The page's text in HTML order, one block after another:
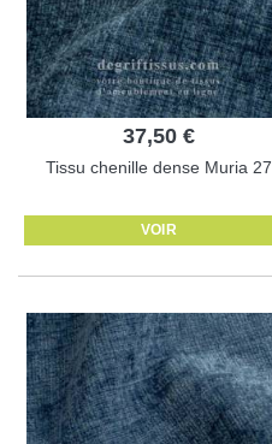
37,50 €
Tissu chenille dense Muria 27
VOIR